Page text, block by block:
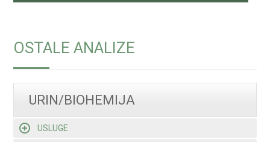
OSTALE ANALIZE
URIN/BIOHEMIJA
USLUGE